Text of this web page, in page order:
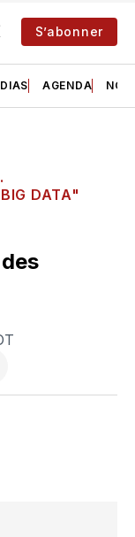
S’abonner
AGENDA NOS
DATA"